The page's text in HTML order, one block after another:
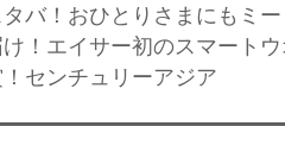
バ！おひとりさまにもミー
！エイサー初のスマートウ
センチュリーアジア